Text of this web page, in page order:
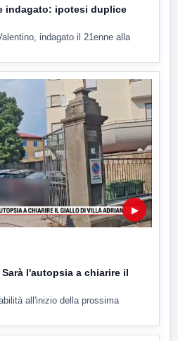
indagato: ipotesi duplice
indagato il 21enne alla
▶
l'autopsia a chiarire il
all'inizio della prossima